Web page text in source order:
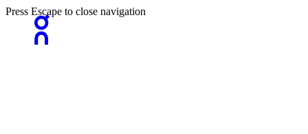
Press Escape to close navigation